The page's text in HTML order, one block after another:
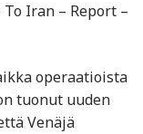
To Iran – Report –
operaatioista
tuonut uuden
Venäjä